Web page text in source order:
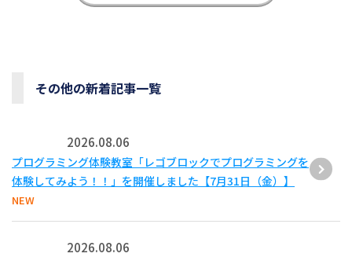
その他の新着記事一覧
2026.08.06
プログラミング体験教室「レゴブロックでプログラミングを
体験してみよう！！」を開催しました【7月31日（金）】
NEW
2026.08.06